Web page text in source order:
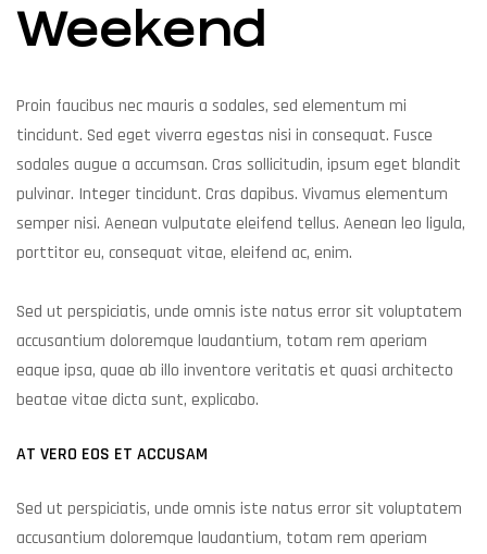
Weekend
Proin faucibus nec mauris a sodales, sed elementum mi
tincidunt. Sed eget viverra egestas nisi in consequat. Fusce
sodales augue a accumsan. Cras sollicitudin, ipsum eget blandit
pulvinar. Integer tincidunt. Cras dapibus. Vivamus elementum
semper nisi. Aenean vulputate eleifend tellus. Aenean leo ligula,
porttitor eu, consequat vitae, eleifend ac, enim.
Sed ut perspiciatis, unde omnis iste natus error sit voluptatem
accusantium doloremque laudantium, totam rem aperiam
eaque ipsa, quae ab illo inventore veritatis et quasi architecto
beatae vitae dicta sunt, explicabo.
AT VERO EOS ET ACCUSAM
Sed ut perspiciatis, unde omnis iste natus error sit voluptatem
accusantium doloremque laudantium, totam rem aperiam